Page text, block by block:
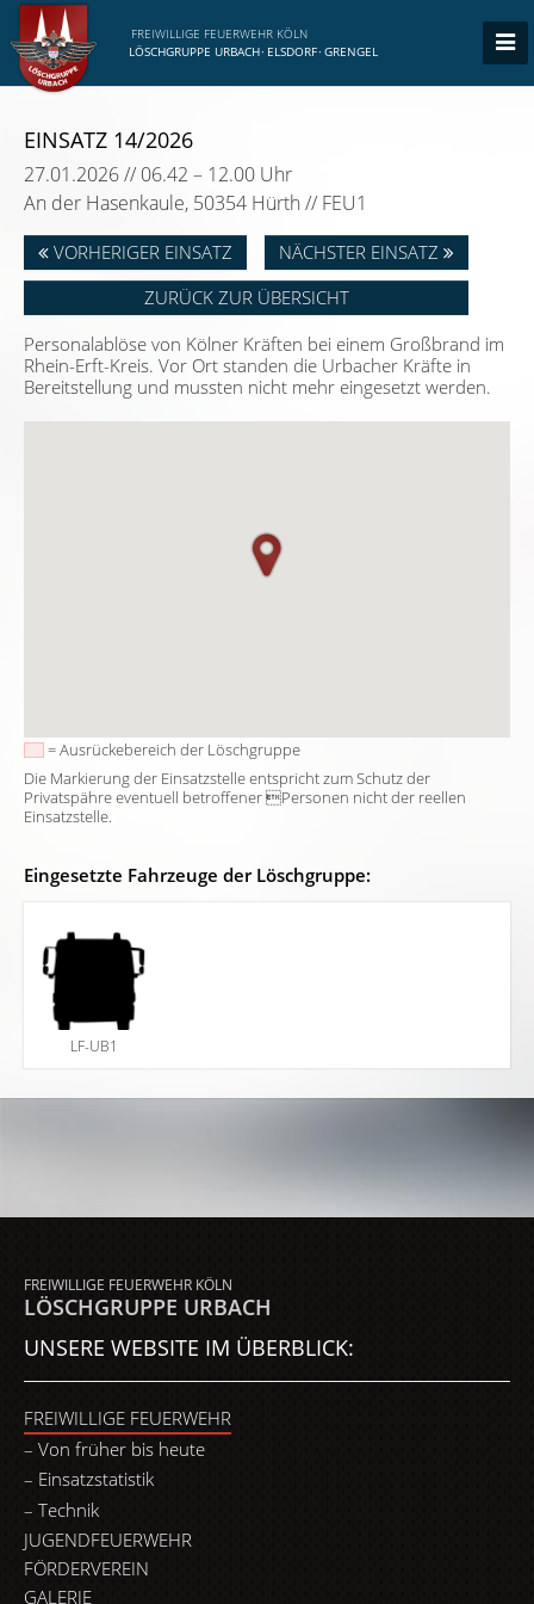
FREIWILLIGE FEUERWEHR KÖLN
LÖSCHGRUPPE URBACH· ELSDORF· GRENGEL
EINSATZ 14/2026
27.01.2026 // 06.42 – 12.00 Uhr
An der Hasenkaule, 50354 Hürth // FEU1
VORHERIGER EINSATZ
NÄCHSTER EINSATZ
ZURÜCK ZUR ÜBERSICHT
Personalablöse von Kölner Kräften bei einem Großbrand im
Rhein-Erft-Kreis. Vor Ort standen die Urbacher Kräfte in
Bereitstellung und mussten nicht mehr eingesetzt werden.
= Ausrückebereich der Löschgruppe
Die Markierung der Einsatzstelle entspricht zum Schutz der
Privatspähre eventuell betroffener Personen nicht der reellen
Einsatzstelle.
Eingesetzte Fahrzeuge der Löschgruppe:
LF-UB1
FREIWILLIGE FEUERWEHR KÖLN
LÖSCHGRUPPE URBACH
UNSERE WEBSITE IM ÜBERBLICK:
FREIWILLIGE FEUERWEHR
Von früher bis heute
Einsatzstatistik
Technik
JUGENDFEUERWEHR
FÖRDERVEREIN
GALERIE